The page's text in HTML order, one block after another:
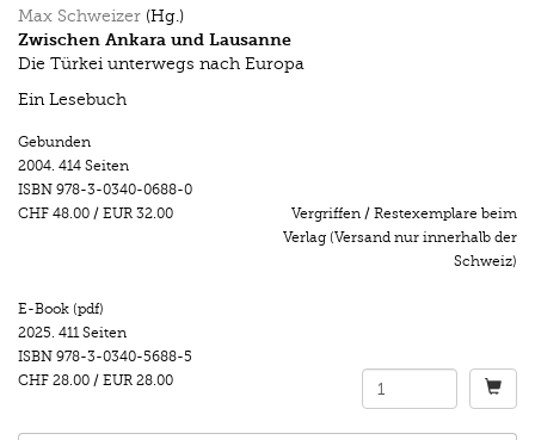
Max Schweizer (Hg.)
Zwischen Ankara und Lausanne
Die Türkei unterwegs nach Europa
Ein Lesebuch
Gebunden
2004. 414 Seiten
ISBN 978-3-0340-0688-0
CHF 48.00 / EUR 32.00
Vergriffen / Restexemplare beim
Verlag (Versand nur innerhalb der
Schweiz)
E-Book (pdf)
2025. 411 Seiten
ISBN 978-3-0340-5688-5
CHF 28.00 / EUR 28.00